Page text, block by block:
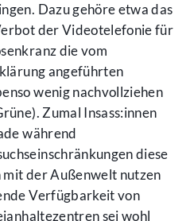
Dazu gehöre etwa das
der Videotelefonie für
die vom
angeführten
wenig nachvollziehen
Zumal Insass:innen
während
diese
der Außenwelt nutzen
Verfügbarkeit von
sei wohl